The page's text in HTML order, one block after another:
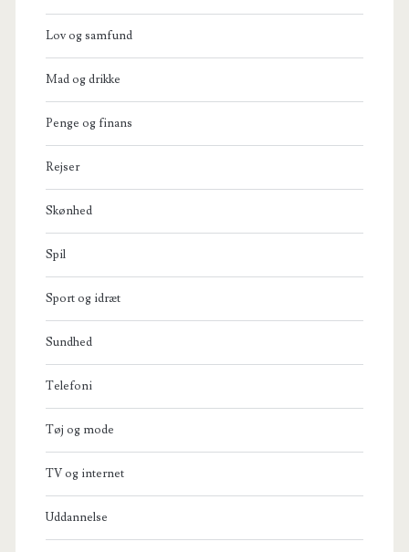
Lov og samfund
Mad og drikke
Penge og finans
Rejser
Skønhed
Spil
Sport og idræt
Sundhed
Telefoni
Tøj og mode
TV og internet
Uddannelse